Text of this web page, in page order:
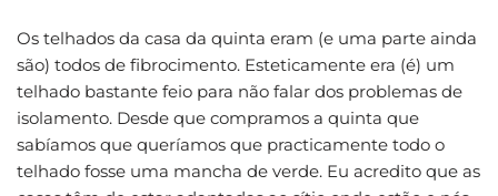
Os telhados da casa da quinta eram (e uma parte ainda
são) todos de fibrocimento. Esteticamente era (é) um
telhado bastante feio para não falar dos problemas de
isolamento. Desde que compramos a quinta que
sabíamos que queríamos que practicamente todo o
telhado fosse uma mancha de verde. Eu acredito que as